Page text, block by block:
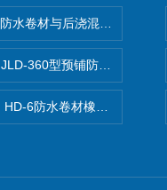
防水卷材与后浇混凝土剥离强
JLD-360型预铺防水卷材抗冲
HD-6防水卷材橡胶测厚仪